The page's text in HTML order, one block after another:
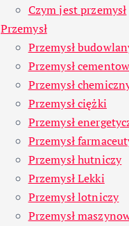
Czym jest przemysł
Przemysł
Przemysł
Przemysł
Przemysł
Przemysł ciężki
Przemysł
Przemysł
Przemysł hutniczy
Przemysł Lekki
Przemysł lotniczy
Przemysł